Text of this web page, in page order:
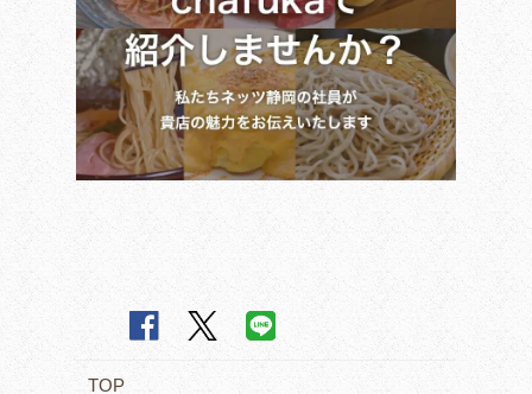
TOP